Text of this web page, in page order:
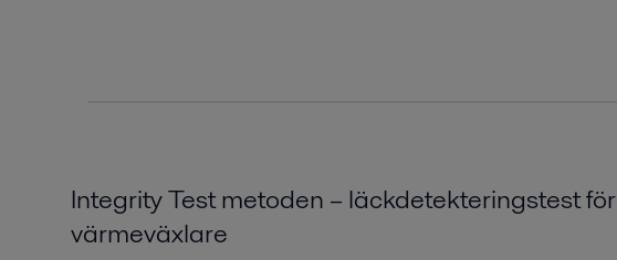
Integrity Test metoden – läckdetekteringstest för
värmeväxlare